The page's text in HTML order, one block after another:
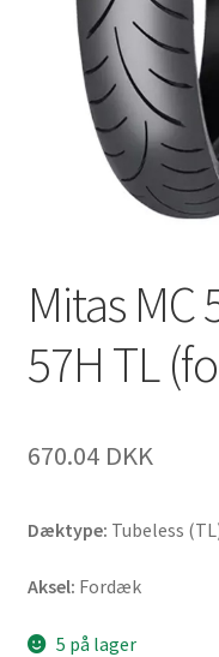
Mitas MC
57H TL
670.04 DKK
Dæktype: Tubeless
Aksel: Fordæk
5 på lager